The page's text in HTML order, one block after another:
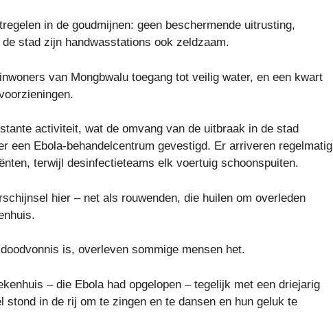
in de goudmijnen: geen beschermende uitrusting,
stad zijn handwasstations ook zeldzaam.
van Mongbwalu toegang tot veilig water, en een kwart
activiteit, wat de omvang van de uitbraak in de stad
een Ebola-behandelcentrum gevestigd. Er arriveren regelmatig
terwijl desinfectieteams elk voertuig schoonspuiten.
hier – net als rouwenden, die huilen om overleden
is, overleven sommige mensen het.
– die Ebola had opgelopen – tegelijk met een driejarig
stond in de rij om te zingen en te dansen en hun geluk te